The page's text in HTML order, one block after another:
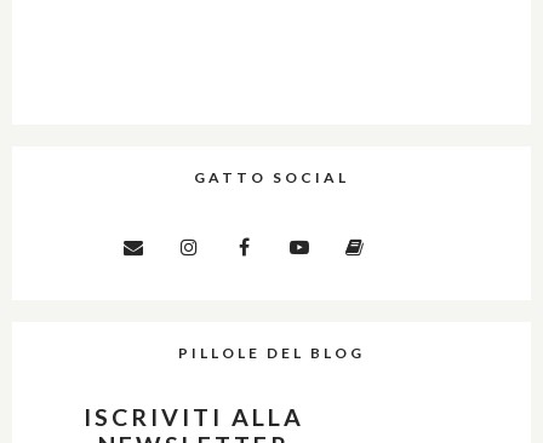
GATTO SOCIAL
PILLOLE DEL BLOG
ISCRIVITI ALLA